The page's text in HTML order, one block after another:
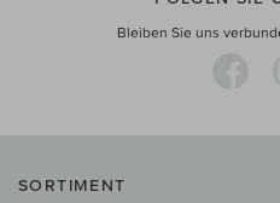
Bleiben Sie uns
SORTIMENT